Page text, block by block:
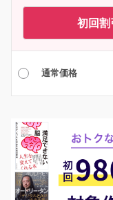
初回割
通常価格